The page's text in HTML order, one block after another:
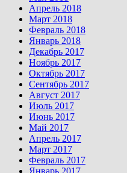
Апрель 2018
Март 2018
Февраль 2018
Январь 2018
Декабрь 2017
Ноябрь 2017
Октябрь 2017
Сентябрь 2017
Август 2017
Июль 2017
Июнь 2017
Май 2017
Апрель 2017
Март 2017
Февраль 2017